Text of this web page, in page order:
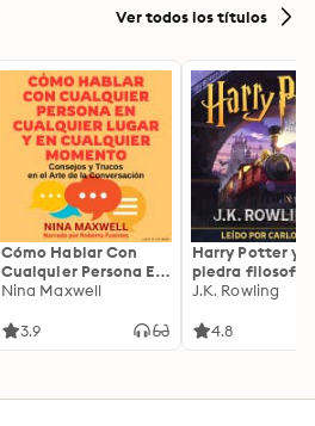
Ver todos los títulos
Cómo Hablar Con
Cualquier Persona En
Cualquier Lugar Y En
Nina Maxwell
3.9
Harry Potter y
piedra filosofal
J.K. Rowling
4.8